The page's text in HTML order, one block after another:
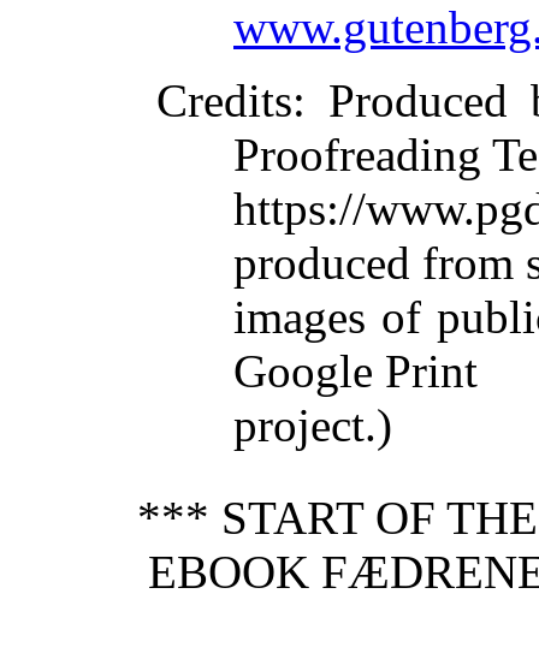
Credits: Produced
Proofreading
https://
produced from
images of
Google Print
project.)
*** START OF
EBOOK